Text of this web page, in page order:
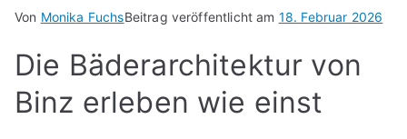
Von Monika FuchsBeitrag veröffentlicht am 18. Februar 2026
Die Bäderarchitektur von
Binz erleben wie einst